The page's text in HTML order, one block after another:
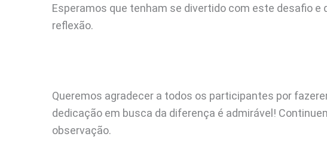
Esperamos que tenham se divertido com este desafio e
reflexão.
Queremos agradecer a todos os participantes por
dedicação em busca da diferença é admirável!
observação.